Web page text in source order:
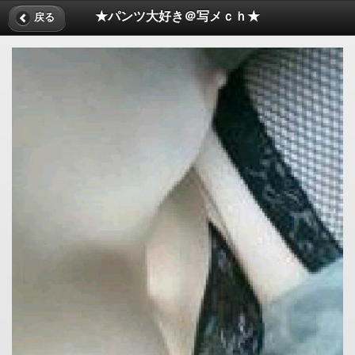
戻る ★パンツ大好き＠写メｃｈ★